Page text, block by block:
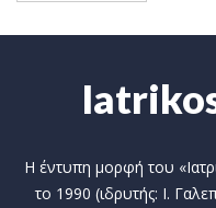
Η έντυπη μορφή του
το 1990 (ιδρυτής: Ι.